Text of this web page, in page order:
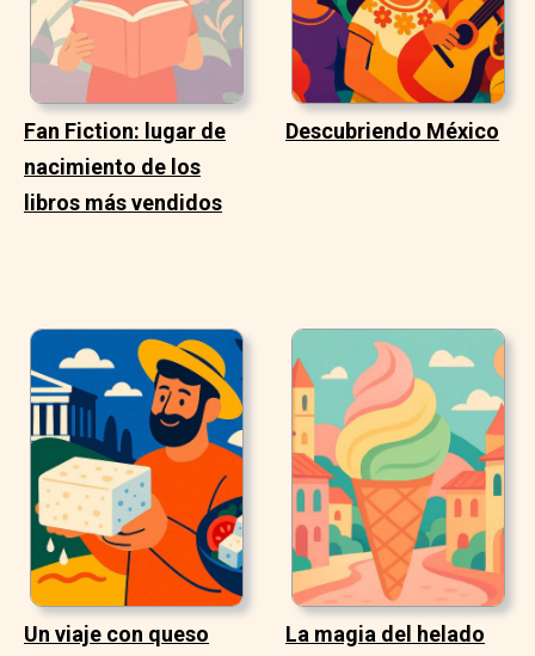
Fan Fiction: lugar de
nacimiento de los
libros más vendidos
Descubriendo México
Un viaje con queso
La magia del helado